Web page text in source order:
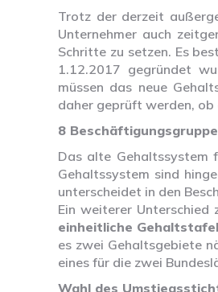
Trotz der derzeit
Unternehmer auch
Schritte zu setzen. Es
1.12.2017 gegründet
müssen das neue
daher geprüft werden,
8
Das alte Gehaltssystem
Gehaltssystem sind
unterscheidet in den
Ein weiterer Unterschied
einheitliche Gehaltstafel
es zwei Gehaltsgebiete
eines für die zwei
Wahl des